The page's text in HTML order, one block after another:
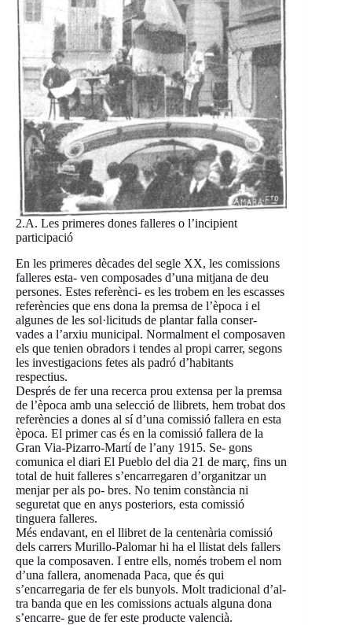
2.A. Les primeres dones falleres o l’incipient
participació
En les primeres dècades del segle XX, les comissions
falleres esta- ven composades d’una mitjana de deu
persones. Estes referènci- es les trobem en les escasses
referències que ens dona la premsa de l’època i el
algunes de les sol·licituds de plantar falla conser-
vades a l’arxiu municipal. Normalment el composaven
els que tenien obradors i tendes al propi carrer, segons
les investigacions fetes als padró d’habitants
respectius.
Després de fer una recerca prou extensa per la premsa
de l’època amb una selecció de llibrets, hem trobat dos
referències a dones al sí d’una comissió fallera en esta
època. El primer cas és en la comissió fallera de la
Gran Via-Pizarro-Martí de l’any 1915. Se- gons
comunica el diari El Pueblo del dia 21 de març, fins un
total de huit falleres s’encarregaren d’organitzar un
menjar per als po- bres. No tenim constància ni
seguretat que en anys posteriors, esta comissió
tinguera falleres.
Més endavant, en el llibret de la centenària comissió
dels carrers Murillo-Palomar hi ha el llistat dels fallers
que la composaven. I entre ells, només trobem el nom
d’una fallera, anomenada Paca, que és qui
s’encarregaria de fer els bunyols. Molt tradicional d’al-
tra banda que en les comissions actuals alguna dona
s’encarre- gue de fer este producte valencià.